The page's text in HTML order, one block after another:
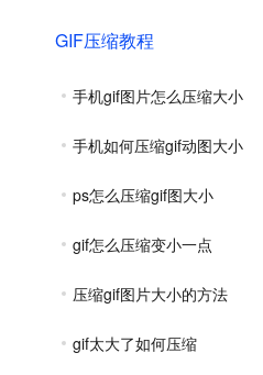
GIF压缩教程
手机gif图片怎么压缩大小
手机如何压缩gif动图大小
ps怎么压缩gif图大小
gif怎么压缩变小一点
压缩gif图片大小的方法
gif太大了如何压缩